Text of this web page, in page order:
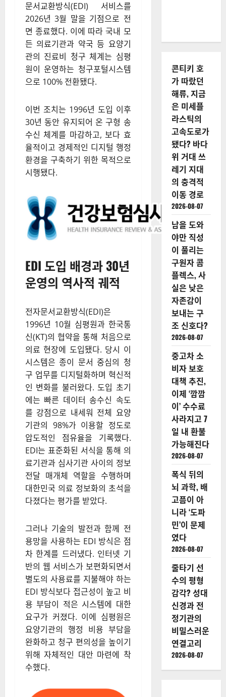
문서교환방식(EDI) 서비스를
2026년 3월 말을 기점으로 전
면 종료했다. 이에 따라 국내 모
든 의료기관과 약국 등 요양기
관의 진료비 청구 체계는 심평
원이 운영하는 청구포털시스템
으로 100% 전환됐다.
이번 조치는 1996년 도입 이후
30년 동안 유지되어 온 구형 송
수신 체계를 마감하고, 보다 효
율적이고 경제적인 디지털 행정
환경을 구축하기 위한 목적으로
시행됐다.
EDI 도입 배경과 30년
운영의 역사적 궤적
전자문서교환방식(EDI)은
1996년 10월 심평원과 한국통
신(KT)의 협약을 통해 처음으로
의료 현장에 도입됐다. 당시 이
시스템은 종이 문서 중심의 청
구 업무를 디지털화하며 혁신적
인 변화를 불러왔다. 도입 초기
에는 빠른 데이터 송수신 속도
를 강점으로 내세워 전체 요양
기관의 98%가 이용할 정도로
압도적인 점유율을 기록했다.
EDI는 표준화된 서식을 통해 의
료기관과 심사기관 사이의 정보
전달 매개체 역할을 수행하며
대한민국 의료 정보화의 초석을
다졌다는 평가를 받았다.
그러나 기술의 발전과 함께 전
용망을 사용하는 EDI 방식은 점
차 한계를 드러냈다. 인터넷 기
반의 웹 서비스가 보편화되면서
별도의 사용료를 지불해야 하는
EDI 방식보다 접근성이 높고 비
용 부담이 적은 시스템에 대한
요구가 커졌다. 이에 심평원은
요양기관의 행정 비용 부담을
완화하고 청구 편의성을 높이기
위해 자체적인 대안 마련에 착
수했다.
콘티키 호
가 따랐던
해류, 지금
은 미세플
라스틱의
고속도로가
됐다? 바다
위 거대 쓰
레기 지대
의 충격적
이동 경로
2026-08-07
남을 도와
야만 직성
이 풀리는
구원자 콤
플렉스, 사
실은 낮은
자존감이
보내는 구
조 신호다?
2026-08-07
중고차 소
비자 보호
대책 추진,
이제 ‘깜깜
이’ 수수료
사라지고 7
일 내 환불
가능해진다
2026-08-07
폭식 뒤의
뇌 과학, 배
고픔이 아
니라 ‘도파
민’이 문제
였다
2026-08-07
줄타기 선
수의 평형
감각? 성대
신경과 전
정기관의
비밀스러운
연결고리
2026-08-07